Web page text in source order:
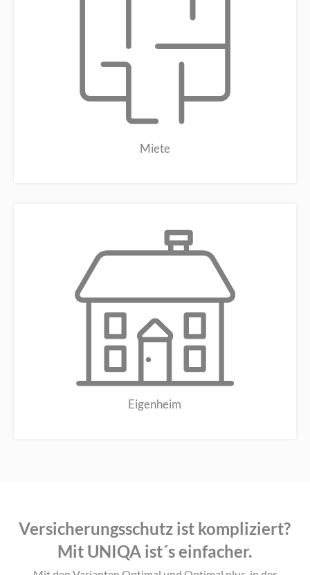
Miete
Eigenheim
Versicherungsschutz ist kompliziert?
Mit UNIQA ist´s einfacher.